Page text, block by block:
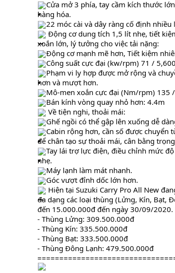
Cửa mở 3 phía, tay cầm kích thước
hàng hóa.
22 móc cài và dây ràng cố định nhiều
Động cơ dung tích 1,5 lít nhẹ, tiết
xoắn lớn, lý tưởng cho việc tải nặng:
Động cơ mạnh mẽ hơn, Tiết kiệm
Công suất cực đại (kw/rpm) 71 / 5,600
Phạm vi ly hợp được mở rộng và
hơn và mượt hơn.
Mô-men xoắn cực đại (Nm/rpm) 135
Bán kính vòng quay nhỏ hơn: 4.4m
Về tiện nghi, thoải mái:
Ghế ngồi có thể gập lên xuống dễ
Cabin rộng hơn, cần số được chuyển
để chân tạo sự thoải mái, cân bằng
Tay lái trợ lực điện, điều chỉnh mức
nhẹ.
Máy lạnh làm mát nhanh.
Góc vượt đỉnh dốc lớn hơn.
Hiện tại Suzuki Carry Pro All New
đa dạng các loại thùng (Lửng, Kín, Bạt,
đến 15.000.000đ đến ngày 30/09/2020.
- Thùng Lửng: 309.500.000đ
- Thùng Kín: 335.500.000đ
- Thùng Bạt: 333.500.000đ
- Thùng Đông Lạnh: 479.500.000đ